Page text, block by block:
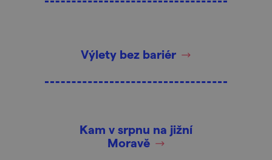
Výlety bez bariér
Kam v srpnu na jižní
Moravě